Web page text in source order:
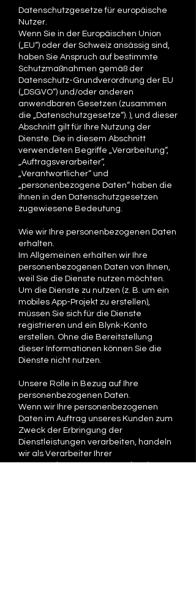
Datenschutzgesetze für europäische
Nutzer.
Wenn Sie in der Europäischen Union
(„EU“) oder der Schweiz ansässig sind,
haben Sie Anspruch auf bestimmte
Schutzmaßnahmen gemäß der
Datenschutz-Grundverordnung der EU
(„DSGVO“) und/oder anderen
anwendbaren Gesetzen (zusammen
die „Datenschutzgesetze“). ), und dieser
Abschnitt gilt für Ihre Nutzung der
Dienste. Die in diesem Abschnitt
verwendeten Begriffe „Verarbeitung“,
„Auftragsverarbeiter“,
„Verantwortlicher“ und
„personenbezogene Daten“ haben die
ihnen in den Datenschutzgesetzen
zugewiesene Bedeutung.
Wie wir Ihre personenbezogenen Daten
erhalten.
Im Allgemeinen erhalten wir Ihre
personenbezogenen Daten von Ihnen,
weil Sie die Dienste nutzen möchten.
Um die Dienste zu nutzen (z. B. um ein
mobiles App-Projekt zu erstellen),
müssen Sie sich für die Dienste
registrieren und ein Blynk-Konto
erstellen. Ohne die Bereitstellung
dieser Informationen können Sie die
Dienste nicht nutzen.
Unsere Rolle in Bezug auf Ihre
personenbezogenen Daten.
Wenn wir Ihre personenbezogenen
Daten im Auftrag unseres Kunden zum
Zweck der Erbringung der
Dienstleistungen verarbeiten, handeln
wir als Verarbeiter Ihrer